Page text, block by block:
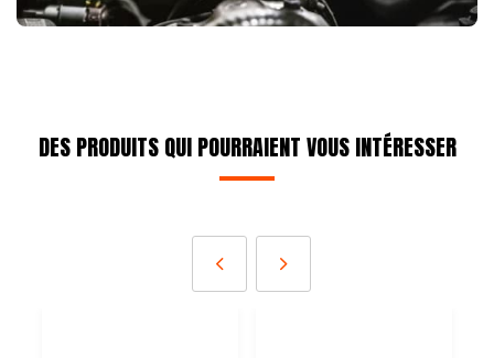
DES PRODUITS QUI POURRAIENT VOUS INTÉRESSER